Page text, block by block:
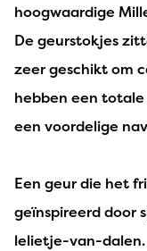
hoogwaardige
De geurstokjes
zeer geschikt om
hebben een
een voordelige
Een geur die het
geïnspireerd door
lelietje-van-dalen.